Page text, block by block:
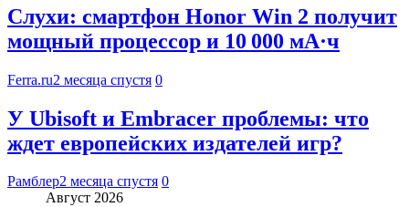
Слухи: смартфон Honor Win 2 получит
мощный процессор и 10 000 мА·ч
Ferra.ru2 месяца спустя 0
У Ubisoft и Embracer проблемы: что
ждет европейских издателей игр?
Рамблер2 месяца спустя 0
Август 2026